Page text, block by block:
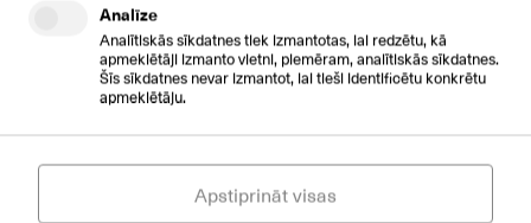
Open Channel
Fax Channel
Open Channel
Fax Channel
Open Channel
Fax Channel
Analīze
Analītiskās sīkdatnes tiek izmantotas, lai redzētu, kā
apmeklētāji izmanto vietni, piemēram, analītiskās sīkdatnes.
Šīs sīkdatnes nevar izmantot, lai tieši identificētu konkrētu
apmeklētāju.
Apstiprināt visas